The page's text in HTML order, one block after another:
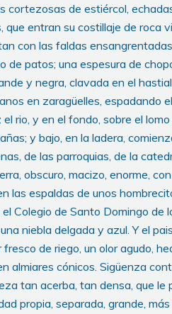
cortezosas de estiércol,
entran su costillaje de roca
con las faldas
de patos; una espesura de
y negra, clavada en el
en zaragüelles, espadando
rio, y en el fondo, sobre el
y bajo, en la ladera,
de las parroquias, de la
obscuro, macizo, enorme,
las espaldas de unos
Colegio de Santo Domingo de
niebla delgada y azul. Y el
de riego, un olor agudo,
almiares cónicos. Sigüenza
tan acerba, tan densa, que le
propia, separada, grande,